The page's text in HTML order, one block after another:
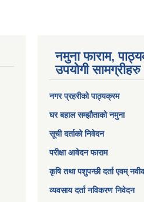
नमुना फाराम,
उपयोगी सामग्रीहरु
नगर प्रहरीको पाठ्यक्रम
घर बहाल सम्झौताको नमुना
सूची दर्ताको निवेदन
परीक्षा आवेदन फाराम
कृषि तथा पशुपन्छी दर्ता एवम्
व्यवसाय दर्ता नविकरण निवेदन